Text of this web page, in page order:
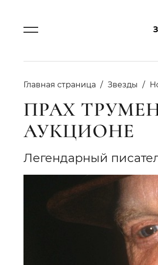
Главная страница Звезды
ПРАХ
АУКЦИОНЕ
Легендарный